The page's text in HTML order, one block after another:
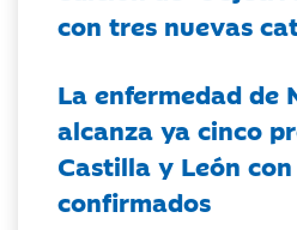
con tres nuevas
La enfermedad de
alcanza ya cinco
Castilla y León
confirmados